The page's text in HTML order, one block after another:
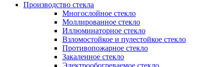
Производство стекла
Многослойное стекло
Моллированное стекло
Иллюминаторное стекло
Взломостойкое и пулестойкое стекло
Противопожарное стекло
Закаленное стекло
Электрообогреваемое стекло